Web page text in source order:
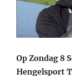
Op Zondag 8
Hengelsport